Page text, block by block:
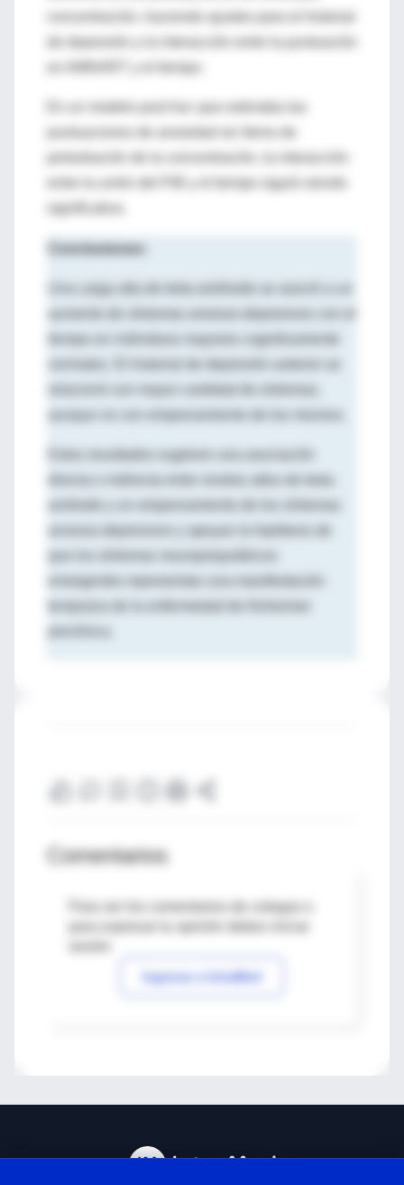
en AMNART y el tiempo.
entre la unión del PiB y el tiempo siguió siendo
significativa.
Conclusiones:
Una carga alta de beta-amilioide se asoció a un
tiempo en individuos mayores cognitivamente
Estos resultados sugieren una asociación
emergentes representan una manifestación
Comentarios
Para ver los comentarios de colegas o
Ingresar a IntraMed